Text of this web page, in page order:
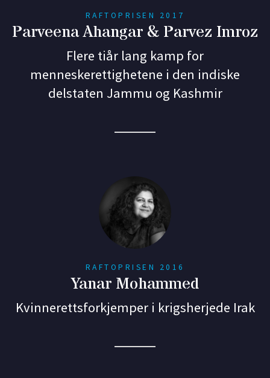
RAFTOPRISEN 2017
Parveena Ahangar & Parvez Imroz
Flere tiår lang kamp for
menneskerettighetene i den indiske
delstaten Jammu og Kashmir
RAFTOPRISEN 2016
Yanar Mohammed
Kvinnerettsforkjemper i krigsherjede Irak